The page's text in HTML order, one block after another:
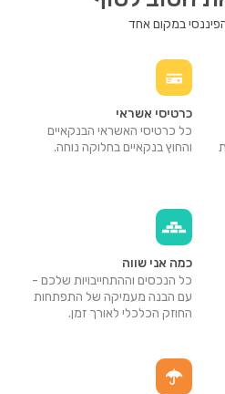
במקום אחד
כרטיסי אשראי
כל כרטיסי האשראי הבנקאיים
והחוץ בנקאיים בחלוקה נוחה.
כמה אני שווה
כל הנכסים וההתחייבויות שלכם -
עם הבנה מעמיקה של התפתחות
החוזק הכלכלי לאורך זמן.